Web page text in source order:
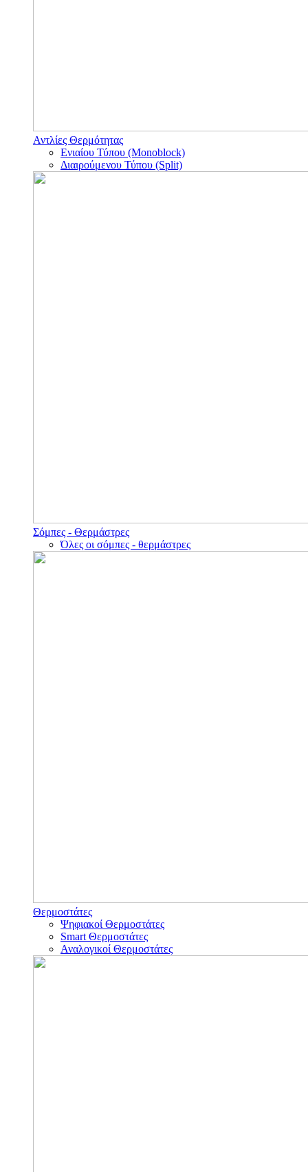
Αντλίες Θερμότητας
Ενιαίου Τύπου (Monoblock)
Διαιρούμενου Τύπου (Split)
Σόμπες - Θερμάστρες
Όλες οι σόμπες - θερμάστρες
Θερμοστάτες
Ψηφιακοί Θερμοστάτες
Smart Θερμοστάτες
Αναλογικοί Θερμοστάτες